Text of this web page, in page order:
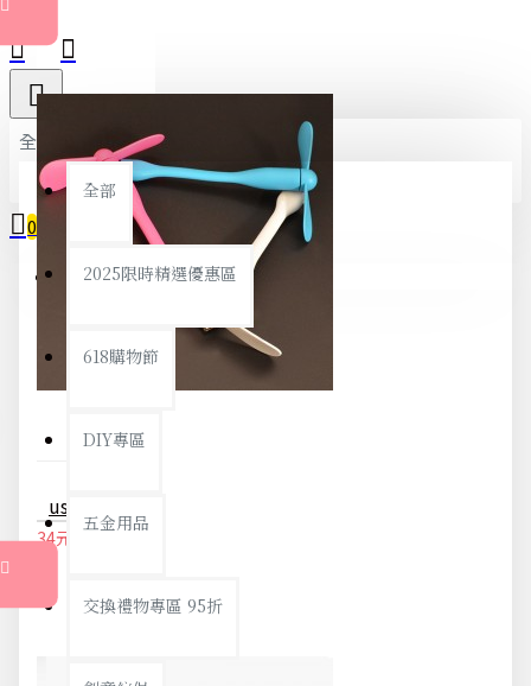
全部
全部
2025限時精選優惠區
618購物節
DIY專區
五金用品
交換禮物專區 95折
0
您的購物車內沒有商品！
34元